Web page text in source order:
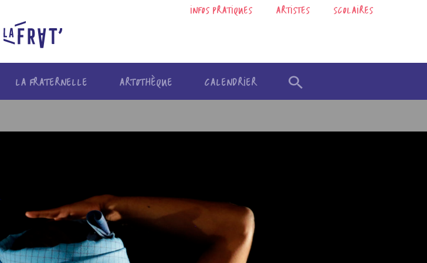
INFOS PRATIQUES ARTISTES SCOLAIRES
LA FRATERNELLE ARTOTHÈQUE CALENDRIER